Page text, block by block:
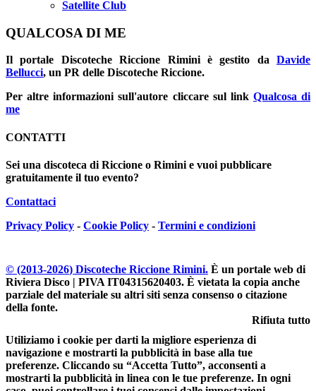
Satellite Club
QUALCOSA DI ME
Il portale Discoteche Riccione Riminiè gestito da Davide
Bellucci, un PR delle Discoteche Riccione.
Per altre informazioni sull'autore cliccare sul link Qualcosa di
me
CONTATTI
Sei una discoteca di Riccione o Rimini e vuoi pubblicare
gratuitamente il tuo evento?
Contattaci
Privacy Policy - Cookie Policy - Termini e condizioni
© (2013-2026) Discoteche Riccione Rimini. È un portale web di
Riviera Disco | PIVA IT04315620403. È vietata la copia anche
parziale del materiale su altri siti senza consenso o citazione
della fonte.
Rifiuta tutto
Utiliziamo i cookie per darti la migliore esperienza di
navigazione e mostrarti la pubblicità in base alla tue
preferenze. Cliccando su “Accetta Tutto”, acconsenti a
mostrarti la pubblicità in linea con le tue preferenze. In ogni